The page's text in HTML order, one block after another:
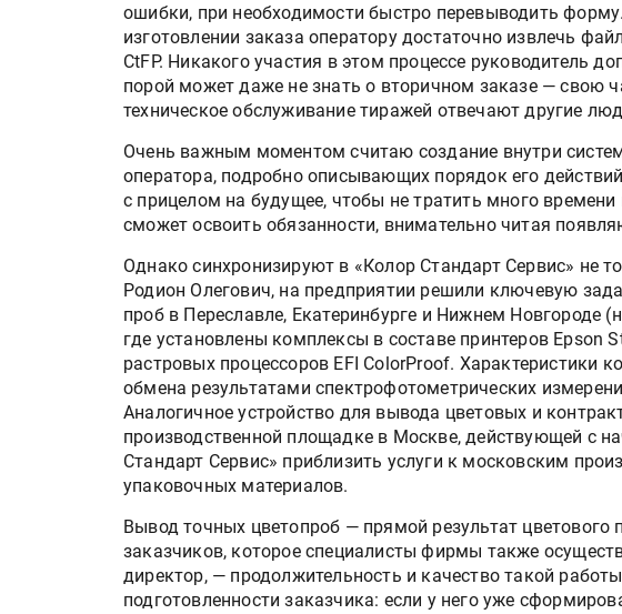
ошибки, при необходимости быстро перевыводить
изготовлении заказа оператору достаточно извлечь
CtFP. Никакого участия в этом процессе руководитель
порой может даже не знать о вторичном заказе — свою
техническое обслуживание тиражей отвечают другие
Очень важным моментом считаю создание внутри
оператора, подробно описывающих порядок его
с прицелом на будущее, чтобы не тратить много
сможет освоить обязанности, внимательно читая
Однако синхронизируют в «Колор Стандарт Сервис» не
Родион Олегович, на предприятии решили ключевую
проб в Переславле, Екатеринбурге и Нижнем Новгороде
где установлены комплексы в составе принтеров Epson
растровых процессоров EFI ColorProof. Характеристики
обмена результатами спектрофотометрических
Аналогичное устройство для вывода цветовых и
производственной площадке в Москве, действующей с
Стандарт Сервис» приблизить услуги к московским
упаковочных материалов.
Вывод точных цветопроб — прямой результат
заказчиков, которое специалисты фирмы также
директор, — продолжительность и качество такой
подготовленности заказчика: если у него уже